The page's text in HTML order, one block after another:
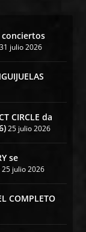
conciertos
31 julio 2026
CIRCLE da
25 julio 2026
se
25 julio 2026
COMPLETO